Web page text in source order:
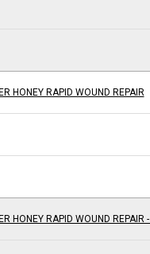
HONEY RAPID WOUND REPAIR
HONEY RAPID WOUND REPAIR